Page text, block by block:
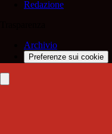
Redazione
Archivio
Preferenze sui cookie